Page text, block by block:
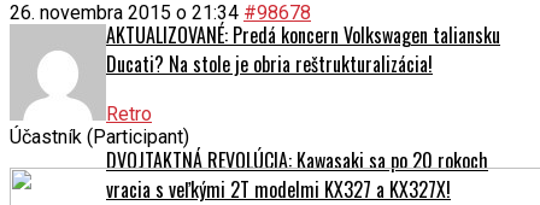
AKTUALIZOVANÉ: Predá koncern Volkswagen taliansku
Ducati? Na stole je obria reštrukturalizácia!
DVOJTAKTNÁ REVOLÚCIA: Kawasaki sa po 20 rokoch
vracia s veľkými 2T modelmi KX327 a KX327X!
26. novembra 2015 o 21:34 #98678
Retro
Účastník (Participant)